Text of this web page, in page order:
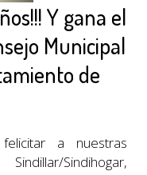
Y gana el
Municipal
de
a nuestras
Sindihogar,